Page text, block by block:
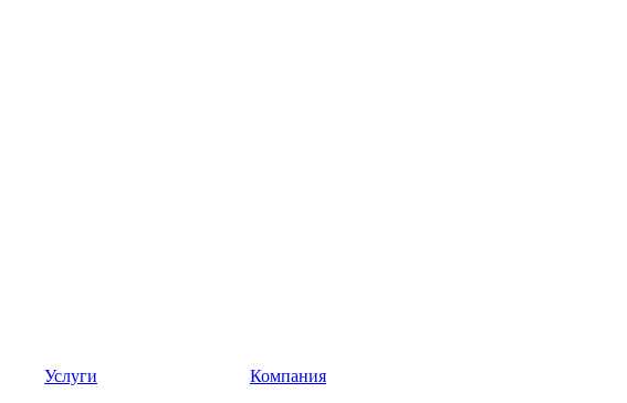
Услуги
Компания